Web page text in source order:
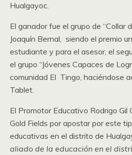
Hualgayoc.
El ganador fue el grupo de “Collar
Joaquín Bernal, siendo el premio
estudiante y para el asesor, el
el grupo “Jóvenes Capaces de
comunidad El Tingo, haciéndose
Tablet.
El Promotor Educativo Rodrigo Gil
Gold Fields por apostar por este
educativas en el distrito de
aliado de la educación en el